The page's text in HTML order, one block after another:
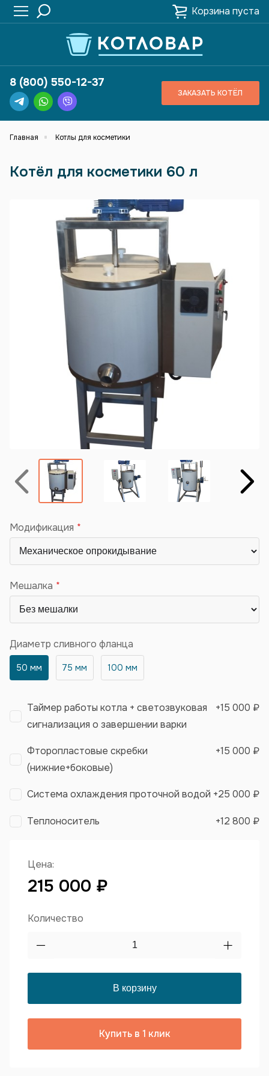
Корзина пуста
8 (800) 550-12-37
ЗАКАЗАТЬ КОТЁЛ
Главная Котлы для косметики
Котёл для косметики 60 л
Назад Вперёд
Модификация
Мешалка
Диаметр сливного фланца
50 мм 75 мм 100 мм
Таймер работы котла + светозвуковая
сигнализация о завершении варки
+15 000 ₽
Фторопластовые скребки
(нижние+боковые)
+15 000 ₽
Система охлаждения проточной водой +25 000 ₽
Теплоноситель +12 800 ₽
Цена:
215 000 ₽
Количество
Купить в 1 клик